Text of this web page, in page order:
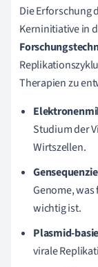
Die Erforschung
Kerninitiative in
Therapien zu
Studium der
Wirtszellen.
Genome,
wichtig ist.
Plasmid-
virale